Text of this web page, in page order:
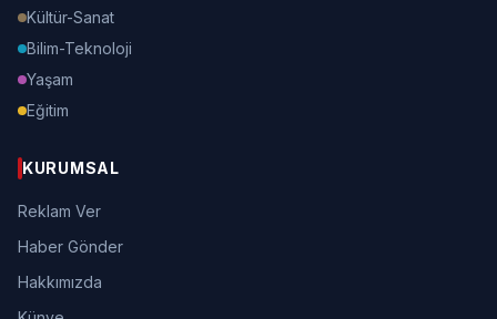
Kültür-Sanat
Bilim-Teknoloji
Yaşam
Eğitim
KURUMSAL
Reklam Ver
Haber Gönder
Hakkımızda